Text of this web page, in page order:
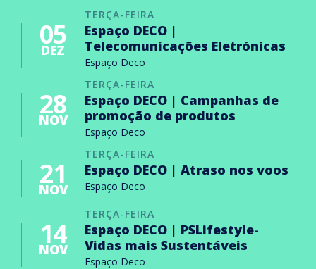
TERÇA-FEIRA
05
DEZ
Espaço DECO |
Telecomunicações Eletrónicas
Espaço Deco
TERÇA-FEIRA
28
NOV
Espaço DECO | Campanhas de
promoção de produtos
Espaço Deco
TERÇA-FEIRA
21
NOV
Espaço DECO | Atraso nos voos
Espaço Deco
TERÇA-FEIRA
14
NOV
Espaço DECO | PSLifestyle-
Vidas mais Sustentáveis
Espaço Deco